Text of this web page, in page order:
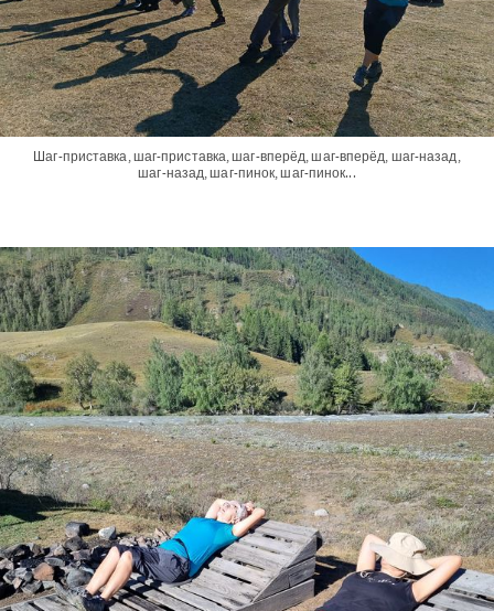
Шаг-приставка, шаг-приставка, шаг-вперёд, шаг-вперёд, шаг-назад,
шаг-назад, шаг-пинок, шаг-пинок...